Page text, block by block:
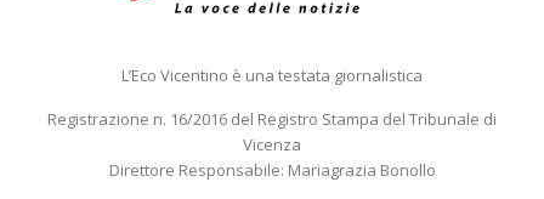
L’Eco Vicentino è una testata giornalistica
Registrazione n. 16/2016 del Registro Stampa del Tribunale di
Vicenza
Direttore Responsabile: Mariagrazia Bonollo